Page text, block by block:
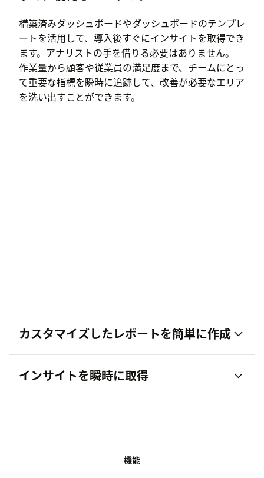
構築済みダッシュボードやダッシュボードのテンプレ
ートを活用して、導入後すぐにインサイトを取得でき
ます。アナリストの手を借りる必要はありません。
作業量から顧客や従業員の満足度まで、チームにとっ
て重要な指標を瞬時に追跡して、改善が必要なエリア
を洗い出すことができます。
カスタマイズしたレポートを簡単に作成
インサイトを瞬時に取得
機能